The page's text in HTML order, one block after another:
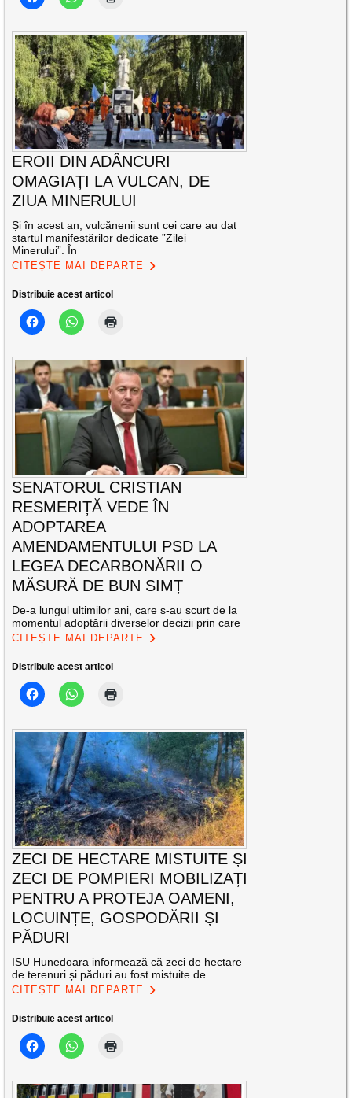
EROII DIN ADÂNCURI
OMAGIAȚI LA VULCAN, DE
ZIUA MINERULUI
Și în acest an, vulcănenii sunt cei care au dat
startul manifestărilor dedicate ”Zilei
Minerului”. În
CITEȘTE MAI DEPARTE
Distribuie acest articol
SENATORUL CRISTIAN
RESMERIȚĂ VEDE ÎN
ADOPTAREA
AMENDAMENTULUI PSD LA
LEGEA DECARBONĂRII O
MĂSURĂ DE BUN SIMȚ
De-a lungul ultimilor ani, care s-au scurt de la
momentul adoptării diverselor decizii prin care
CITEȘTE MAI DEPARTE
Distribuie acest articol
ZECI DE HECTARE MISTUITE ȘI
ZECI DE POMPIERI MOBILIZAȚI
PENTRU A PROTEJA OAMENI,
LOCUINȚE, GOSPODĂRII ȘI
PĂDURI
ISU Hunedoara informează că zeci de hectare
de terenuri și păduri au fost mistuite de
CITEȘTE MAI DEPARTE
Distribuie acest articol